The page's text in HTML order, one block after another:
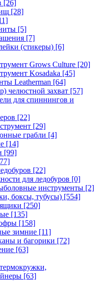
[26]
[28]
[5]
[7]
(стикеры) [6]
Grows Culture [20]
Kosadaka [45]
Leatherman [64]
челюстной захват [57]
для спиннингов и
[22]
[29]
грабли [4]
[14]
[99]
[22]
для ледобуров [0]
инструменты [2]
боксы, тубусы) [554]
[250]
[135]
[158]
зимние [11]
и багорики [72]
[63]
[63]